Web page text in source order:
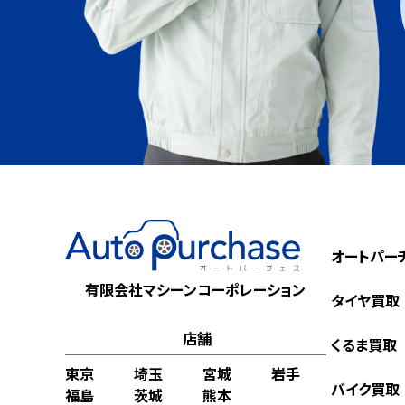
有限会社マシーンコーポレーション
店舗
東京
埼玉 宮城
岩手
福島
茨城 熊本
オートパ
タイヤ買取
くるま買取
バイク買取